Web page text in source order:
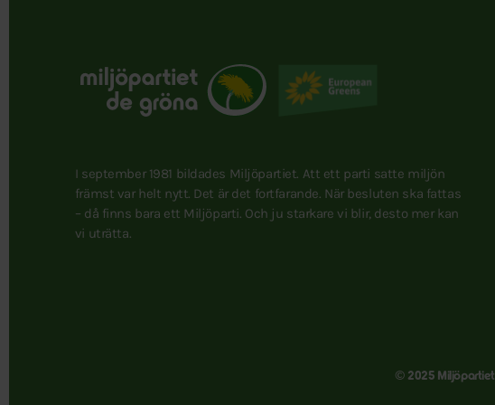
I september 1981 bildades Miljöpartiet. Att ett parti satte miljön
främst var helt nytt. Det är det fortfarande. När besluten ska fattas
– då finns bara ett Miljöparti. Och ju starkare vi blir, desto mer kan
vi uträtta.
© 2025 Miljöpartiet